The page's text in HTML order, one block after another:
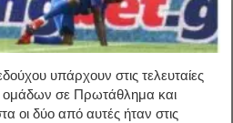
υπάρχουν στις τελευταίες
ομάδων σε Πρωτάθλημα και
οι δύο από αυτές ήταν στις